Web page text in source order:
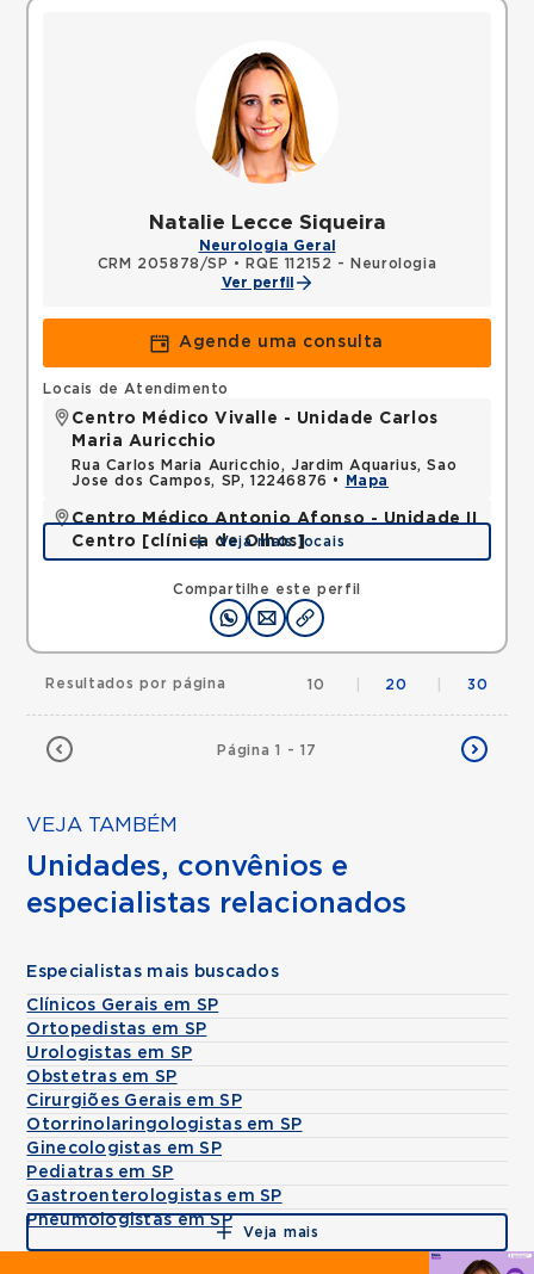
Natalie Lecce Siqueira
Neurologia Geral
CRM 205878/SP •
RQE 112152 - Neurologia
Ver perfil
Agende uma consulta
Compartilhe este perfil
Locais de Atendimento
Centro Médico Vivalle - Unidade Carlos
Maria Auricchio
Rua Carlos Maria Auricchio, Jardim Aquarius, Sao
Jose dos Campos, SP, 12246876 •
Mapa
Centro Médico Antonio Afonso - Unidade II
Centro [clínica de Olhos]
Rua Quinze de Novembro, Centro, Jacarei, SP,
Mapa
Veja mais locais
Página 1 - 17
Resultados por página 10 20 30
VEJA TAMBÉM
Unidades, convênios e
especialistas relacionados
Especialistas mais buscados
Clínicos Gerais em SP
Ortopedistas em SP
Urologistas em SP
Obstetras em SP
Cirurgiões Gerais em SP
Otorrinolaringologistas em SP
Ginecologistas em SP
Pediatras em SP
Gastroenterologistas em SP
Pneumologistas em SP
Veja mais